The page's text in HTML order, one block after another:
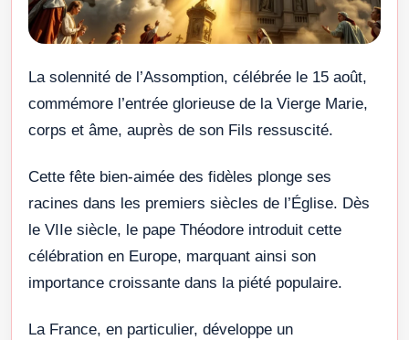
La solennité de l’Assomption, célébrée le 15 août,
commémore l’entrée glorieuse de la Vierge Marie,
corps et âme, auprès de son Fils ressuscité.
Cette fête bien-aimée des fidèles plonge ses
racines dans les premiers siècles de l’Église. Dès
le VIIe siècle, le pape Théodore introduit cette
célébration en Europe, marquant ainsi son
importance croissante dans la piété populaire.
La France, en particulier, développe un